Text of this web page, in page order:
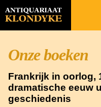
Onze boeken
Frankrijk in oorlog,
dramatische eeuw
geschiedenis